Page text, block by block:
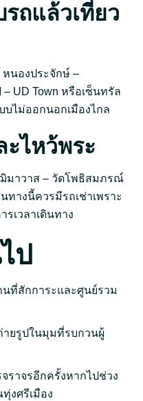
รถแล้วเที่ยว
หนองประจักษ์ –
UD Town หรือเซ็นทรัล
บไม่ออกนอกเมืองไกล
ไหว้พระ
มาวาส – วัดโพธิสมภรณ์
างนี้ควรมีรถเช่าเพราะ
รเวลาเดินทาง
ป
นที่สักการะและศูนย์รวม
ายรูปในมุมที่รบกวนผู้
ราจรอีกครั้งหากไปช่วง
งศรีเมือง